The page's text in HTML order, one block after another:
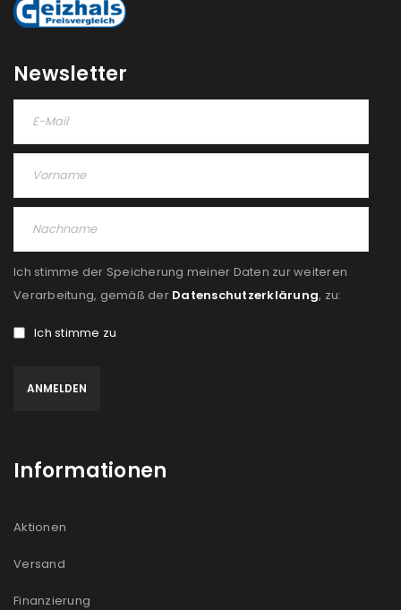
Newsletter
Ich stimme der Speicherung meiner Daten zur weiteren
Verarbeitung, gemäß der Datenschutzerklärung, zu:
Ich stimme zu
Informationen
Aktionen
Versand
Finanzierung